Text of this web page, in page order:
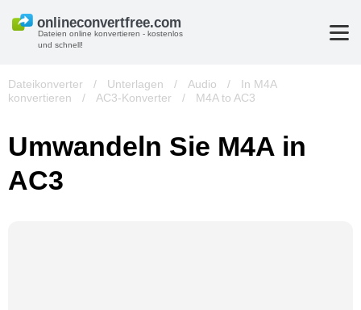
Dateien online konvertieren - kostenlos
und schnell!
Dateikonverter / Unterlagen / Audio /
In M4A
konvertieren
/ AC3-Konverter / M4A to AC3
Umwandeln Sie M4A in
AC3